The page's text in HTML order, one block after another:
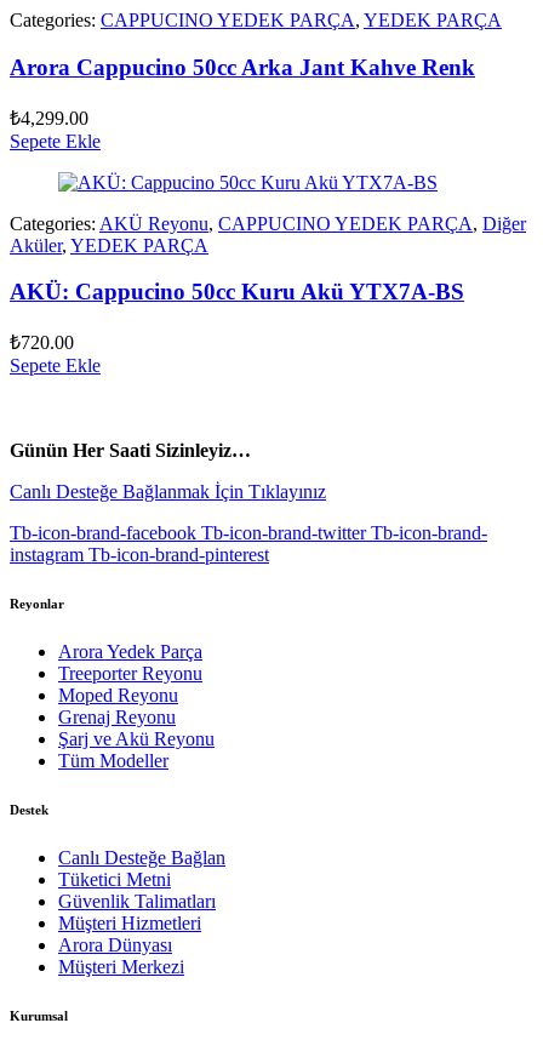
Categories: CAPPUCINO YEDEK PARÇA, YEDEK PARÇA
Arora Cappucino 50cc Arka Jant Kahve Renk
₺4,299.00
Sepete Ekle
Categories: AKÜ Reyonu, CAPPUCINO YEDEK PARÇA, Diğer
Aküler, YEDEK PARÇA
AKÜ: Cappucino 50cc Kuru Akü YTX7A-BS
₺720.00
Sepete Ekle
Günün Her Saati Sizinleyiz…
Canlı Desteğe Bağlanmak İçin Tıklayınız
Tb-icon-brand-facebook Tb-icon-brand-twitter Tb-icon-brand-
instagram Tb-icon-brand-pinterest
Reyonlar
Arora Yedek Parça
Treeporter Reyonu
Moped Reyonu
Grenaj Reyonu
Şarj ve Akü Reyonu
Tüm Modeller
Destek
Canlı Desteğe Bağlan
Tüketici Metni
Güvenlik Talimatları
Müşteri Hizmetleri
Arora Dünyası
Müşteri Merkezi
Kurumsal